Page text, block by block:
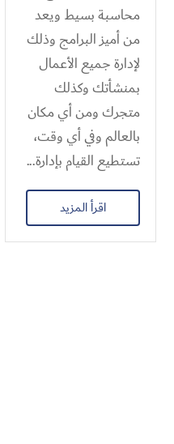
محاسبة بسيط ويعد
من أميز البرامج وذلك
لإدارة جميع الأعمال
بمنشأتك وكذلك
متجرك ومن أي مكان
بالعالم وفي أي وقت،
تستطيع القيام بإدارة...
اقرأ المزيد